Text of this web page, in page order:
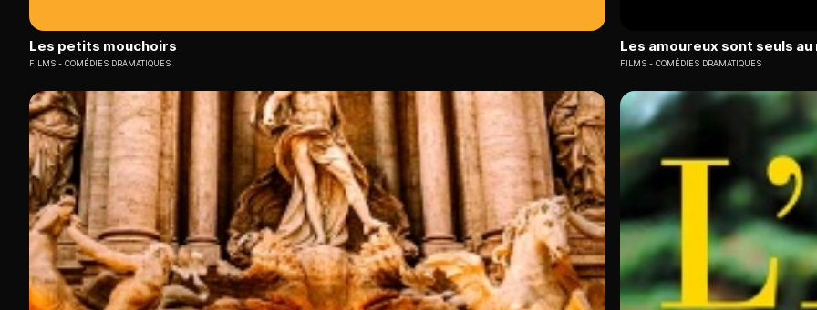
Les petits mouchoirs
FILMS COMÉDIES DRAMATIQUES
Les amoureux sont seuls au
FILMS COMÉDIES DRAMATIQUES